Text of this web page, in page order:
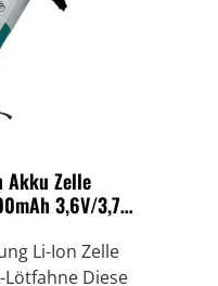
Akku Zelle
3,6V/3,7V
Li-Ion Zelle
Diese